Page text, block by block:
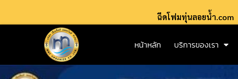
ฉีดโฟมทุ่นลอยน้ำ.com
หน้าหลัก บริการของเรา